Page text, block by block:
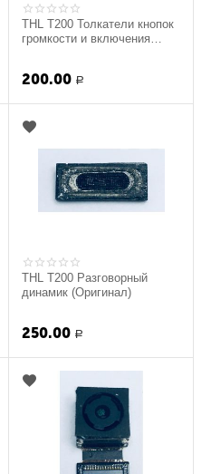
THL T200 Толкатели кнопок
громкости и включения
200.00 Р
THL T200 Разговорный
динамик (Оригинал)
250.00 Р